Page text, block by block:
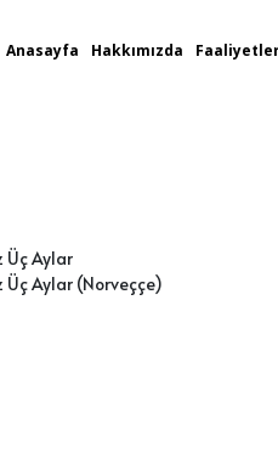
Üç Aylar
Aylar (Norveççe)
Anasayfa Hakkımızda